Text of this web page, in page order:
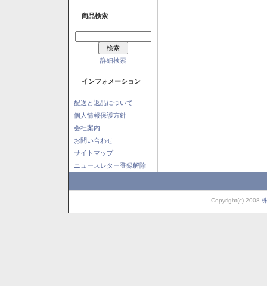
商品検索
詳細検索
インフォメーション
配送と返品について
個人情報保護方針
会社案内
お問い合わせ
サイトマップ
ニュースレター登録解除
Copyright(c) 2008